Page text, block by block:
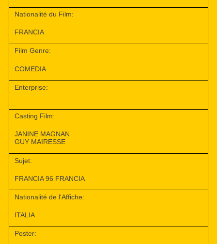
Nationalité du Film:
FRANCIA
Film Genre:
COMEDIA
Enterprise:
Casting Film:
JANINE MAGNAN
GUY MAIRESSE
Sujet:
FRANCIA 96 FRANCIA
Nationalité de l'Affiche:
ITALIA
Poster: